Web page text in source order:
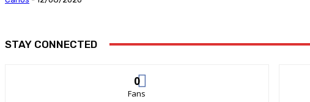
STAY CONNECTED
0
Fans